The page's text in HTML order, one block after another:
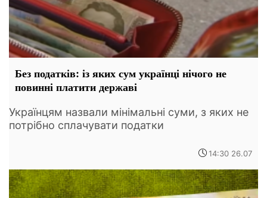
Без податків: із яких сум українці нічого не
повинні платити державі
Українцям назвали мінімальні суми, з яких не
потрібно сплачувати податки
14:30 26.07